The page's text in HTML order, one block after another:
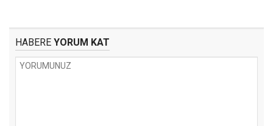
HABERE YORUM KAT